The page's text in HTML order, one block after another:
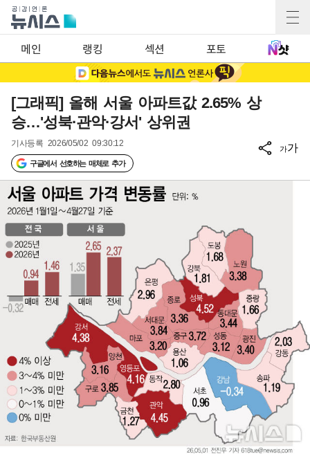
메인 랭킹 섹션 포토
[그래픽] 올해 서울 아파트값 2.65% 상
승…'성북·관악·강서' 상위권
기사등록 2026/05/02 09:30:12
구글에서 선호하는 매체로 추가
가가